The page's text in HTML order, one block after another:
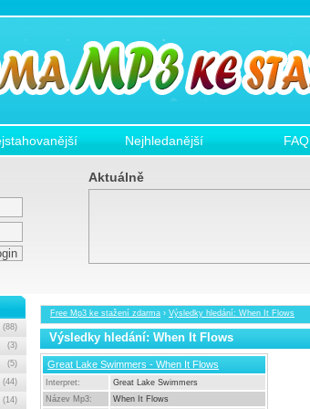
Nejhledanější FAQ
Aktuálně
Free Mp3 ke stažení zdarma › Výsledky hledání: When It Flows
Výsledky hledání: When It Flows
Great Lake Swimmers - When It Flows
Interpret:
Great Lake Swimmers
Název Mp3:
When It Flows
(88)
(3)
(5)
(44)
(14)